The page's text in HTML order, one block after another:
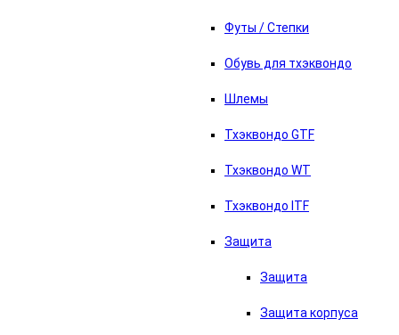
Футы / Степки
Обувь для тхэквондо
Шлемы
Тхэквондо GTF
Тхэквондо WT
Тхэквондо ITF
Защита
Защита
Защита корпуса